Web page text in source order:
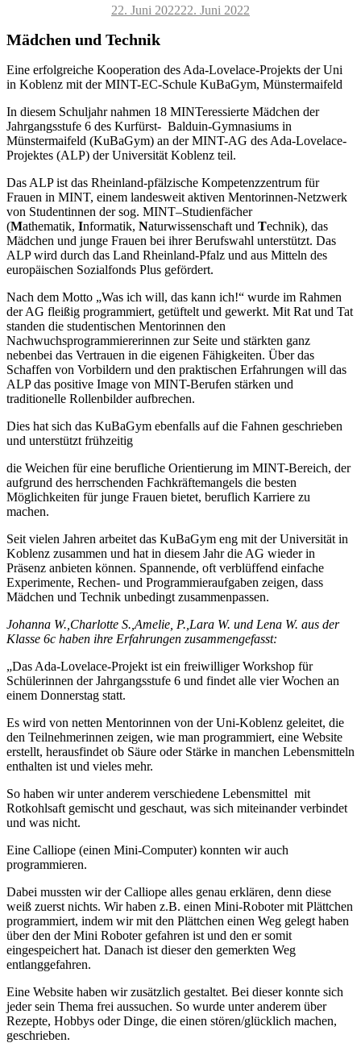
Veröffentlicht
22. Juni 202222. Juni 2022
Mädchen und Technik
Eine erfolgreiche Kooperation des Ada-Lovelace-Projekts der Uni
in Koblenz mit der MINT-EC-Schule KuBaGym, Münstermaifeld
In diesem Schuljahr nahmen 18 MINTeressierte Mädchen der
Jahrgangsstufe 6 des Kurfürst- Balduin-Gymnasiums in
Münstermaifeld (KuBaGym) an der MINT-AG des Ada-Lovelace-
Projektes (ALP) der Universität Koblenz teil.
Das ALP ist das Rheinland-pfälzische Kompetenzzentrum für
Frauen in MINT, einem landesweit aktiven Mentorinnen-Netzwerk
von Studentinnen der sog. MINT–Studienfächer
(Mathematik, Informatik, Naturwissenschaft und Technik), das
Mädchen und junge Frauen bei ihrer Berufswahl unterstützt. Das
ALP wird durch das Land Rheinland-Pfalz und aus Mitteln des
europäischen Sozialfonds Plus gefördert.
Nach dem Motto „Was ich will, das kann ich!“ wurde im Rahmen
der AG fleißig programmiert, getüftelt und gewerkt. Mit Rat und Tat
standen die studentischen Mentorinnen den
Nachwuchsprogrammiererinnen zur Seite und stärkten ganz
nebenbei das Vertrauen in die eigenen Fähigkeiten. Über das
Schaffen von Vorbildern und den praktischen Erfahrungen will das
ALP das positive Image von MINT-Berufen stärken und
traditionelle Rollenbilder aufbrechen.
Dies hat sich das KuBaGym ebenfalls auf die Fahnen geschrieben
und unterstützt frühzeitig
die Weichen für eine berufliche Orientierung im MINT-Bereich, der
aufgrund des herrschenden Fachkräftemangels die besten
Möglichkeiten für junge Frauen bietet, beruflich Karriere zu
machen.
Seit vielen Jahren arbeitet das KuBaGym eng mit der Universität in
Koblenz zusammen und hat in diesem Jahr die AG wieder in
Präsenz anbieten können. Spannende, oft verblüffend einfache
Experimente, Rechen- und Programmieraufgaben zeigen, dass
Mädchen und Technik unbedingt zusammenpassen.
Johanna W.,Charlotte S.,Amelie, P.,Lara W. und Lena W. aus der
Klasse 6c haben ihre Erfahrungen zusammengefasst:
„Das Ada-Lovelace-Projekt ist ein freiwilliger Workshop für
Schülerinnen der Jahrgangsstufe 6 und findet alle vier Wochen an
einem Donnerstag statt.
Es wird von netten Mentorinnen von der Uni-Koblenz geleitet, die
den Teilnehmerinnen zeigen, wie man programmiert, eine Website
erstellt, herausfindet ob Säure oder Stärke in manchen Lebensmitteln
enthalten ist und vieles mehr.
So haben wir unter anderem verschiedene Lebensmittel mit
Rotkohlsaft gemischt und geschaut, was sich miteinander verbindet
und was nicht.
Eine Calliope (einen Mini-Computer) konnten wir auch
programmieren.
Dabei mussten wir der Calliope alles genau erklären, denn diese
weiß zuerst nichts. Wir haben z.B. einen Mini-Roboter mit Plättchen
programmiert, indem wir mit den Plättchen einen Weg gelegt haben
über den der Mini Roboter gefahren ist und den er somit
eingespeichert hat. Danach ist dieser den gemerkten Weg
entlanggefahren.
Eine Website haben wir zusätzlich gestaltet. Bei dieser konnte sich
jeder sein Thema frei aussuchen. So wurde unter anderem über
Rezepte, Hobbys oder Dinge, die einen stören/glücklich machen,
geschrieben.